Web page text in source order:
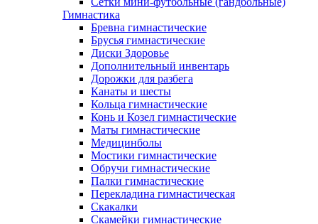
Гимнастика
Бревна гимнастические
Брусья гимнастические
Диски Здоровье
Дополнительный инвентарь
Дорожки для разбега
Канаты и шесты
Кольца гимнастические
Конь и Козел гимнастические
Маты гимнастические
Медицинболы
Мостики гимнастические
Обручи гимнастические
Палки гимнастические
Перекладина гимнастическая
Скакалки
Скамейки гимнастические